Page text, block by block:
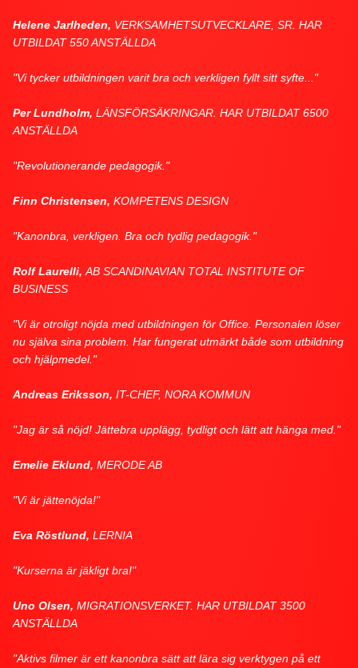
Helene Jarlheden, VERKSAMHETSUTVECKLARE, SR. HAR
UTBILDAT 550 ANSTÄLLDA
"Vi tycker utbildningen varit bra och verkligen fyllt sitt syfte..."
Per Lundholm, LÄNSFÖRSÄKRINGAR. HAR UTBILDAT 6500
ANSTÄLLDA
"Revolutionerande pedagogik."
Finn Christensen, KOMPETENS DESIGN
"Kanonbra, verkligen. Bra och tydlig pedagogik."
Rolf Laurelli, AB SCANDINAVIAN TOTAL INSTITUTE OF
BUSINESS
"Vi är otroligt nöjda med utbildningen för Office. Personalen löser
nu själva sina problem. Har fungerat utmärkt både som utbildning
och hjälpmedel."
Andreas Eriksson, IT-CHEF, NORA KOMMUN
"Jag är så nöjd! Jättebra upplägg, tydligt och lätt att hänga med."
Emelie Eklund, MERODE AB
"Vi är jättenöjda!"
Eva Röstlund, LERNIA
"Kurserna är jäkligt bra!"
Uno Olsen, MIGRATIONSVERKET. HAR UTBILDAT 3500
ANSTÄLLDA
"Aktivs filmer är ett kanonbra sätt att lära sig verktygen på ett